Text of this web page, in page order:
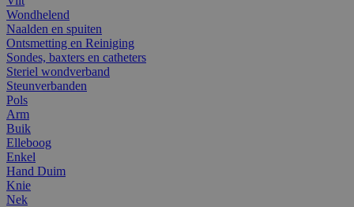
Wondhelend
Naalden en spuiten
Ontsmetting en Reiniging
Sondes, baxters en catheters
Steriel wondverband
Steunverbanden
Pols
Arm
Buik
Elleboog
Enkel
Hand Duim
Knie
Nek